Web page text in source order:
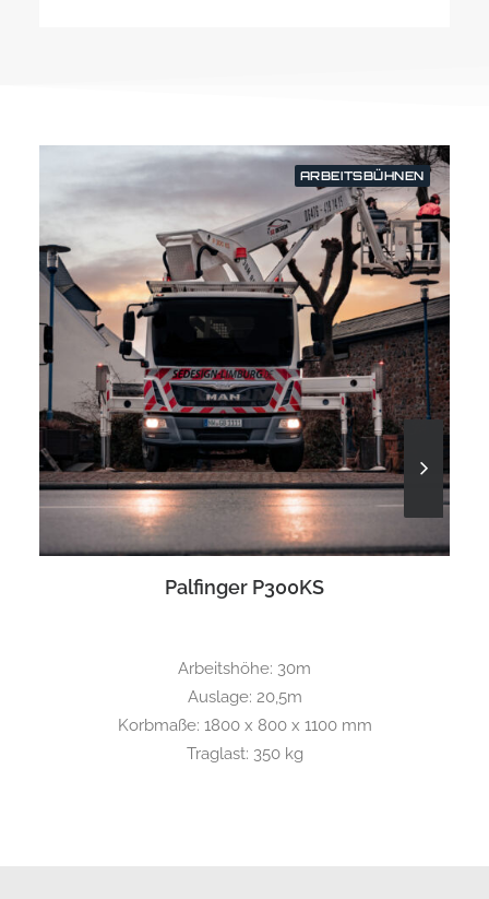
ARBEITSBÜHNEN
Palfinger P300KS
Arbeitshöhe: 30m
Auslage: 20,5m
Korbmaße: 1800 x 800 x 1100 mm
Traglast: 350 kg